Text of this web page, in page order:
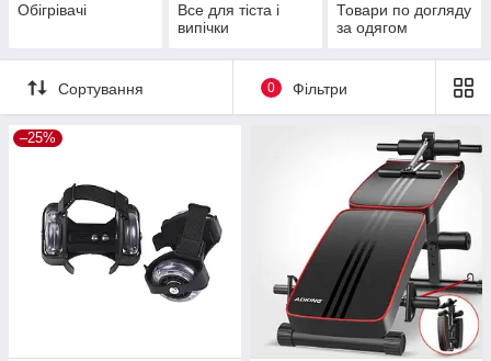
Обігрівачі
Все для тіста і
випічки
Товари по догляду
за одягом
Сортування 0 Фільтри
–25%